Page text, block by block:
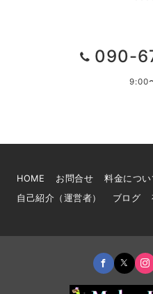
090-
9:00
HOME お問合せ 料金につい
自己紹介（運営者）
ブログ